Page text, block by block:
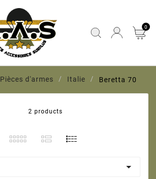
0
Pièces d'armes Italie Beretta 70
2 products
